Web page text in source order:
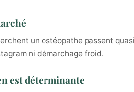
un ostéopathe passent
ni démarchage froid.
est déterminante